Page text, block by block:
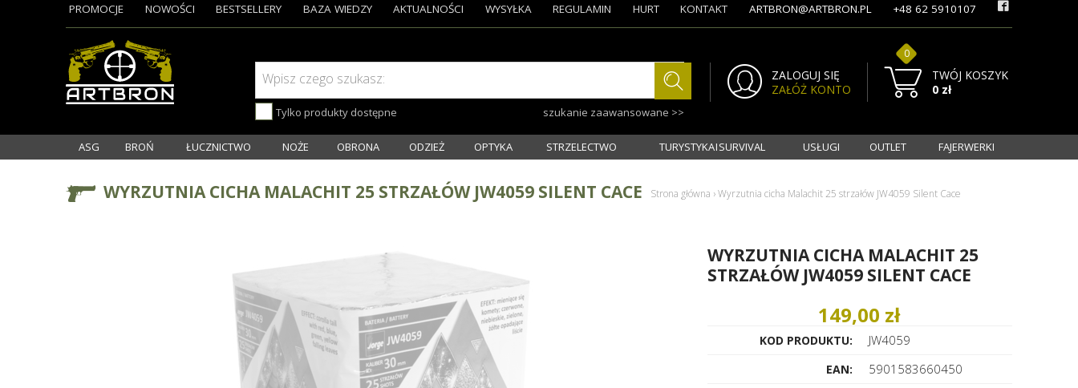
Wpisz czego szukasz:
Tylko produkty dostępne szukanie zaawansowane >>
ZALOGUJ SIĘ
ZAŁÓŻ KONTO
TWÓJ KOSZYK
0
0 zł
PROMOCJE NOWOŚCI BESTSELLERY BAZA WIEDZY AKTUALNOŚCI WYSYŁKA REGULAMIN HURT KONTAKT ARTBRON@ARTBRON.PL +48 62 5910107
ASG BROŃ ŁUCZNICTWO NOŻE OBRONA ODZIEŻ OPTYKA STRZELECTWO TURYSTYKA I SURVIVAL USŁUGI OUTLET FAJERWERKI
WYRZUTNIA CICHA MALACHIT 25 STRZAŁÓW JW4059 SILENT CACE Strona główna ›Wyrzutnia cicha Malachit 25 strzałów JW4059 Silent Cace
WYRZUTNIA CICHA MALACHIT 25
STRZAŁÓW JW4059 SILENT CACE
149,00 zł
KOD PRODUKTU: JW4059
EAN: 5901583660450